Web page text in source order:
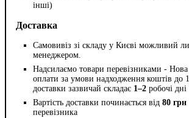
інші)
Доставка
Самовивіз зі складу у Києві можливий
менеджером.
Надсилаємо товари перевізниками -
оплати за умови надходження коштів до
доставки зазвичай складає 1–2 робочі
Вартість доставки починається від 80 грн
перевізника